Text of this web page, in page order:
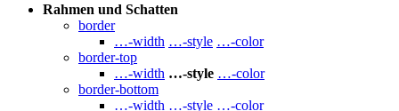
Rahmen und Schatten
border
…-width …-style …-color
border-top
…-width …-style …-color
border-bottom
…-width …-style …-color